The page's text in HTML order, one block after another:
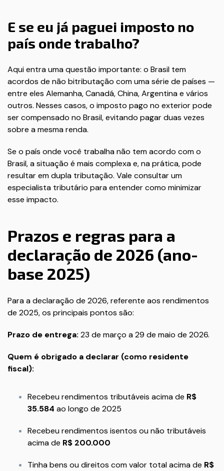
E se eu já paguei imposto no
país onde trabalho?
Aqui entra uma questão importante: o Brasil tem
acordos de não bitributação com uma série de países —
entre eles Alemanha, Canadá, China, Argentina e vários
outros. Nesses casos, o imposto pago no exterior pode
ser compensado no Brasil, evitando pagar duas vezes
sobre a mesma renda.
Se o país onde você trabalha não tem acordo com o
Brasil, a situação é mais complexa e, na prática, pode
resultar em dupla tributação. Vale consultar um
especialista tributário para entender como minimizar
esse impacto.
Prazos e regras para a
declaração de 2026 (ano-
base 2025)
Para a declaração de 2026, referente aos rendimentos
de 2025, os principais pontos são:
Prazo de entrega: 23 de março a 29 de maio de 2026.
Quem é obrigado a declarar (como residente
fiscal):
Recebeu rendimentos tributáveis acima de R$
35.584 ao longo de 2025
Recebeu rendimentos isentos ou não tributáveis
acima de R$ 200.000
Tinha bens ou direitos com valor total acima de R$